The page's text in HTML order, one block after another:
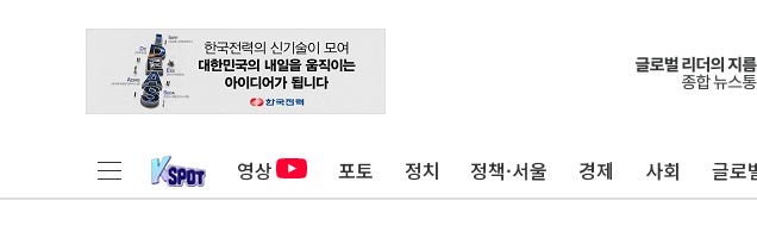
영상 포토 정치 정책·서울 경제 사회 글로